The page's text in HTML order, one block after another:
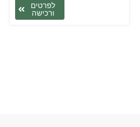
לפרטים
ורכישה